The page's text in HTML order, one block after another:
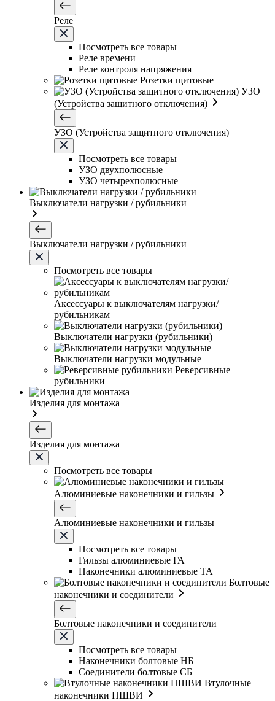
Реле
Посмотреть все товары
Реле времени
Реле контроля напряжения
Розетки щитовые
УЗО
(Устройства защитного отключения)
УЗО (Устройства защитного отключения)
Посмотреть все товары
УЗО двухполюсные
УЗО четырехполюсные
Выключатели нагрузки / рубильники
Выключатели нагрузки / рубильники
Посмотреть все товары
Аксессуары к выключателям нагрузки/
рубильникам
Выключатели нагрузки (рубильники)
Выключатели нагрузки модульные
Реверсивные
рубильники
Изделия для монтажа
Изделия для монтажа
Посмотреть все товары
Алюминиевые наконечники и гильзы
Алюминиевые наконечники и гильзы
Посмотреть все товары
Гильзы алюминиевые ГА
Наконечники алюминиевые ТА
Болтовые
наконечники и соединители
Болтовые наконечники и соединители
Посмотреть все товары
Наконечники болтовые НБ
Соединители болтовые СБ
Втулочные
наконечники НШВИ